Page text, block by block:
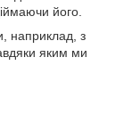
його.
наприклад, з
яким ми